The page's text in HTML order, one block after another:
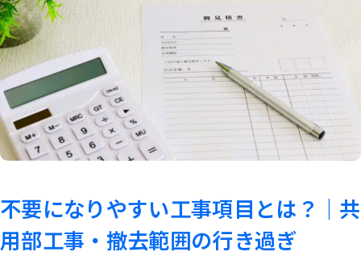
不要になりやすい工事項目とは？｜共
用部工事・撤去範囲の行き過ぎ